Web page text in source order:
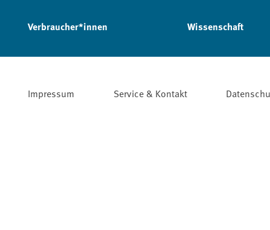
Verbraucher*innen Wissenschaft
Impressum Service & Kontakt